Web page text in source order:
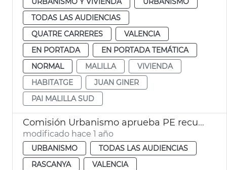
TODAS LAS AUDIENCIAS
QUATRE CARRERES
VALENCIA
EN PORTADA
EN PORTADA TEMÁTICA
NORMAL
MALILLA
VIVIENDA
HABITATGE
JUAN GINER
PAI MALILLA SUD
Comisión Urbanismo aprueba PE recuperación entorno San Miguel de los Reyes
modificado hace 1 año
URBANISMO
TODAS LAS AUDIENCIAS
RASCANYA
VALENCIA